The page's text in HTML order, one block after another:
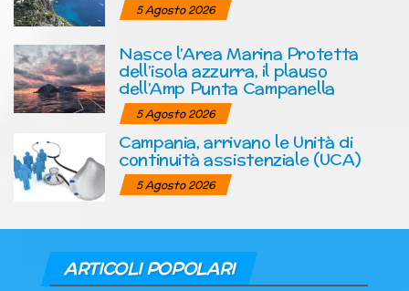
5 Agosto 2026
Nasce l’Area Marina Protetta
dell’isola azzurra, il plauso
dell’Amp Punta Campanella
5 Agosto 2026
Campania, arrivano le Unità di
continuità assistenziale (UCA)
5 Agosto 2026
ARTICOLI POPOLARI